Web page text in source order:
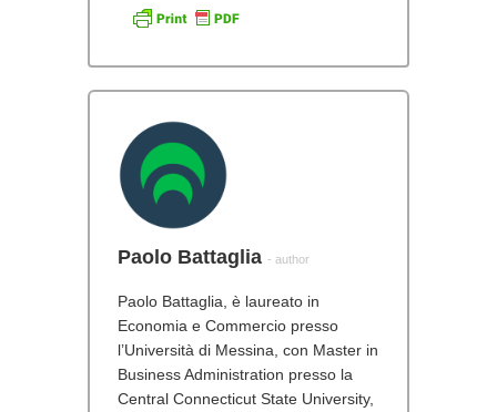
Paolo Battaglia - author
Paolo Battaglia, è laureato in
Economia e Commercio presso
l’Università di Messina, con Master in
Business Administration presso la
Central Connecticut State University,